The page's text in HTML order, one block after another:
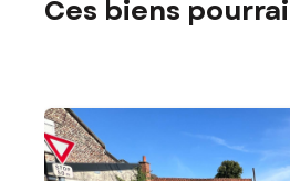
Ces biens